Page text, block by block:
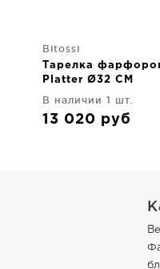
Bitossi
Тарелка
Platter Ø32 CM
В наличии 1 шт.
13 020 руб